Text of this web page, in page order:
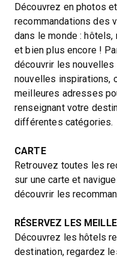
Découvrez en photos
recommandations des
dans le monde :
et bien plus encore !
découvrir les
nouvelles inspirations,
meilleures adresses
renseignant votre
différentes catégories.
CARTE
Retrouvez toutes les
sur une carte et
découvrir les
RÉSERVEZ LES
Découvrez les hôtels
destination, regardez